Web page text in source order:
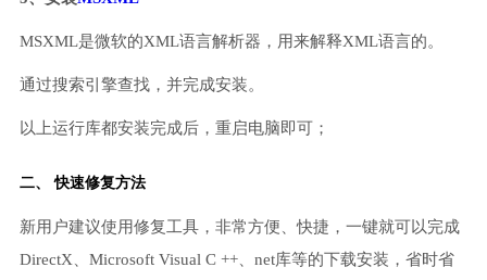
MSXML是微软的XML语言解析器，用来解释XML语言的。
通过搜索引擎查找，并完成安装。
以上运行库都安装完成后，重启电脑即可；
二、 快速修复方法
新用户建议使用修复工具，非常方便、快捷，一键就可以完成
DirectX、Microsoft Visual C ++、net库等的下载安装，省时省